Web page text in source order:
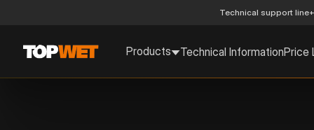
Technical support line
Products Technical InformationPrice